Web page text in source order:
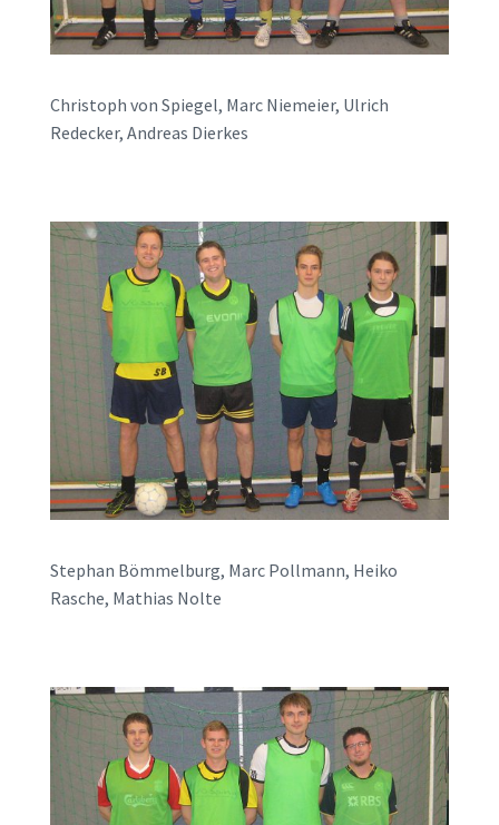
Christoph von Spiegel, Marc Niemeier, Ulrich
Redecker, Andreas Dierkes
Stephan Bömmelburg, Marc Pollmann, Heiko
Rasche, Mathias Nolte